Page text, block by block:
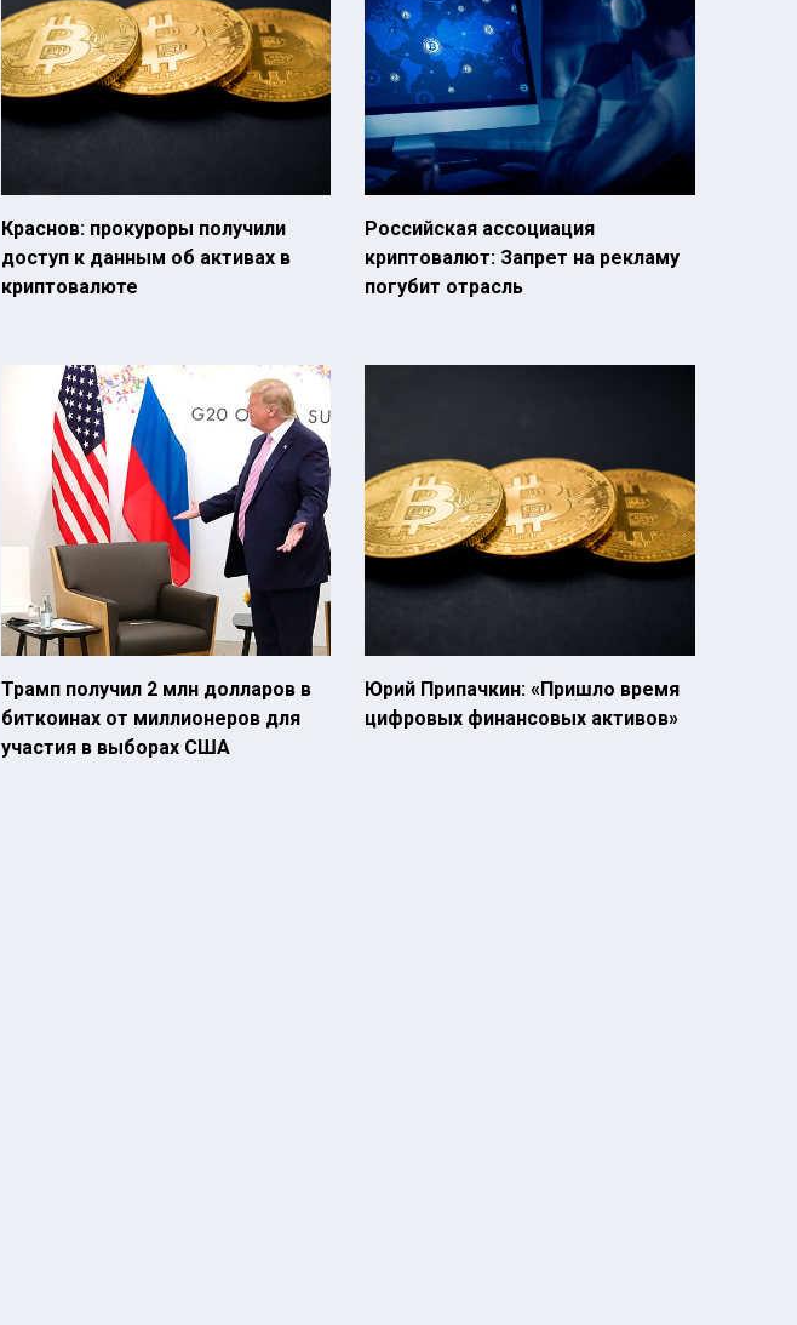
Краснов: прокуроры получили
доступ к данным об активах в
криптовалюте
Российская ассоциация
криптовалют: Запрет на рекламу
погубит отрасль
Трамп получил 2 млн долларов в
биткоинах от миллионеров для
участия в выборах США
Юрий Припачкин: «Пришло время
цифровых финансовых активов»